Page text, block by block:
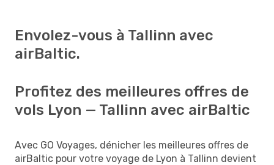
Envolez-vous à Tallinn avec
airBaltic.
Profitez des meilleures offres de
vols Lyon — Tallinn avec airBaltic
Avec GO Voyages, dénicher les meilleures offres de
airBaltic pour votre voyage de Lyon à Tallinn devient